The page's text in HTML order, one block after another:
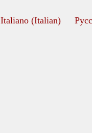
Italiano(Italian)